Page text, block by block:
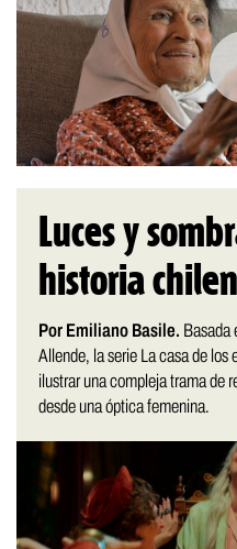
Luces y
historia
Por Emiliano Basile. Basada
Allende, la serie La casa de los
ilustrar una compleja trama de
desde una óptica femenina.